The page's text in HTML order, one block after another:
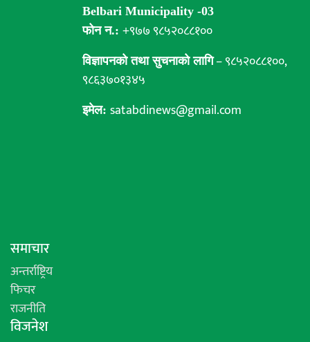
Belbari Municipality -03
फोन न.: +९७७ ९८५२०८८१००
विज्ञापनको तथा सुचनाको लागि– ९८५२०८८१००,
९८६३७०१३४५
इमेल: satabdinews@gmail.com
समाचार
अन्तर्राष्ट्रिय
फिचर
राजनीति
विजनेश